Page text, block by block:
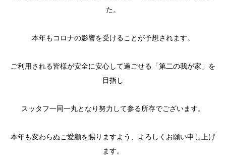
た。
本年もコロナの影響を受けることが予想されます。
ご利用される皆様が安全に安心して過ごせる「第二の我が家」を
目指し
スッタフ一同一丸となり努力して参る所存でございます。
本年も変わらぬご愛顧を賜りますよう、よろしくお願い申し上げ
ます。